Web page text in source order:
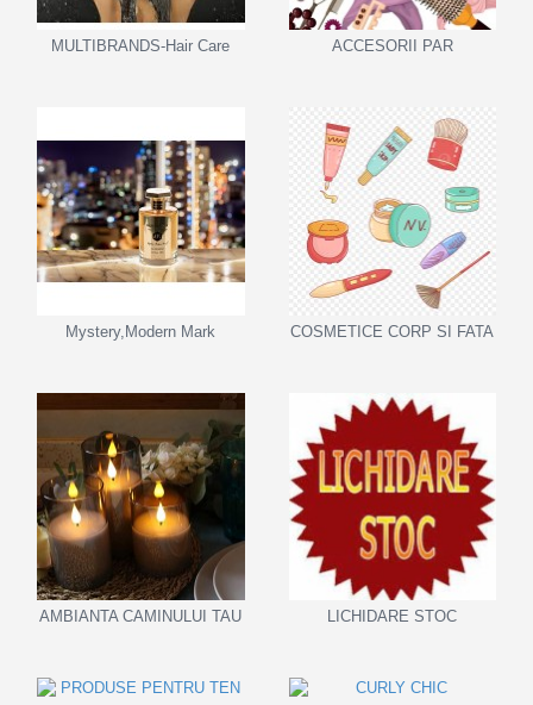
MULTIBRANDS-Hair Care ACCESORII PAR
Mystery,Modern Mark COSMETICE CORP SI FATA
AMBIANTA CAMINULUI TAU LICHIDARE STOC